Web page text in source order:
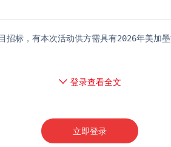
招标，有本次活动供方需具有2026年美加
登录查看全文
立即登录